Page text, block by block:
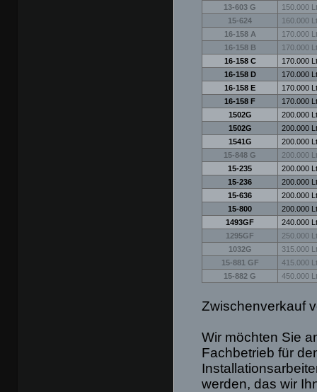
13-603 G
150.000
15-624
160.000
16-158 A
170.000
16-158 B
170.000
16-158 C
170.000
16-158 D
170.000
16-158 E
170.000
16-158 F
170.000
1502G
200.000
1502G
200.000
1541G
200.000
15-848 G
200.000
15-235
200.000
15-236
200.000
15-636
200.000
15-800
200.000
1493GF
240.000
1295GF
250.000
1032G
315.000
15-881 GF
415.000
15-882 G
450.000
Zwischenverkauf
Wir möchten Sie
Fachbetrieb für
werden, das wir